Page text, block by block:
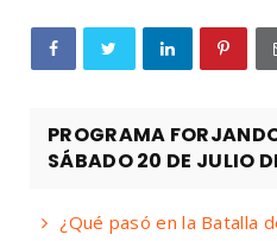
PROGRAMA
SÁBADO 20 DE JULIO
¿Qué pasó en la Batalla